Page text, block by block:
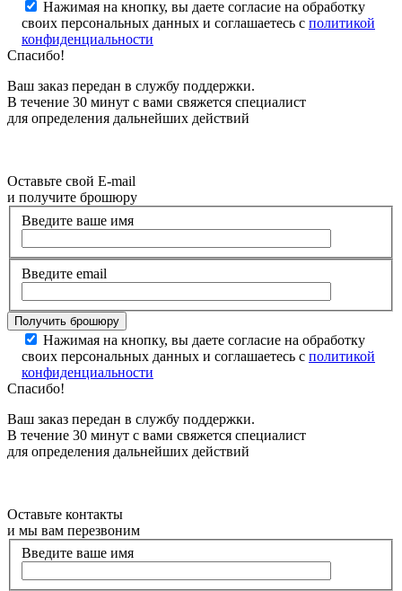
Нажимая на кнопку, вы даете согласие на обработку
своих персональных данных и соглашаетесь с политикой
конфиденциальности
Спасибо!
Ваш заказ передан в службу поддержки.
В течение 30 минут с вами свяжется специалист
для определения дальнейших действий
Оставьте свой E-mail
и получите брошюру
Введите ваше имя
Введите email
Нажимая на кнопку, вы даете согласие на обработку
своих персональных данных и соглашаетесь с политикой
конфиденциальности
Спасибо!
Ваш заказ передан в службу поддержки.
В течение 30 минут с вами свяжется специалист
для определения дальнейших действий
Оставьте контакты
и мы вам перезвоним
Введите ваше имя